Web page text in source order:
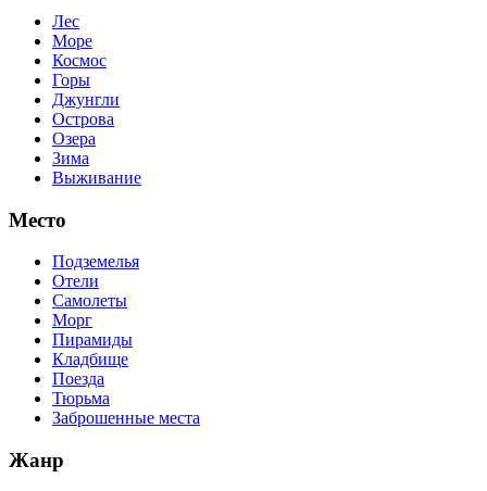
Лес
Море
Космос
Горы
Джунгли
Острова
Озера
Зима
Выживание
Место
Подземелья
Отели
Самолеты
Морг
Пирамиды
Кладбище
Поезда
Тюрьма
Заброшенные места
Жанр